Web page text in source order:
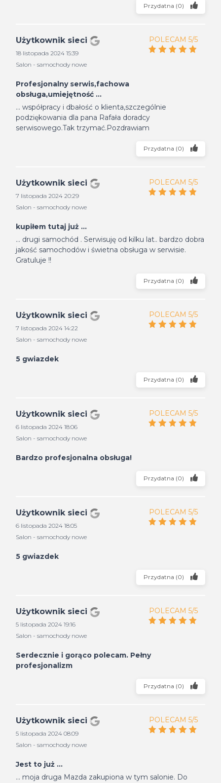
Przydatna (0)
Użytkownik sieci
18 listopada 2024 15:39
Salon - samochody nowe
POLECAM 5/5
Profesjonalny serwis,fachowa
obsługa,umiejętność ...
... współpracy i dbałość o klienta,szczególnie
podziękowania dla pana Rafała doradcy
serwisowego.Tak trzymać.Pozdrawiam
Przydatna (0)
Użytkownik sieci
7 listopada 2024 20:29
Salon - samochody nowe
POLECAM 5/5
kupiłem tutaj już ...
... drugi samochód . Serwisuję od kilku lat.. bardzo dobra
jakość samochodów i świetna obsługa w serwisie.
Gratuluje !!
Przydatna (0)
Użytkownik sieci
7 listopada 2024 14:22
Salon - samochody nowe
POLECAM 5/5
5 gwiazdek
Przydatna (0)
Użytkownik sieci
6 listopada 2024 18:06
Salon - samochody nowe
POLECAM 5/5
Bardzo profesjonalna obsługa!
Przydatna (0)
Użytkownik sieci
6 listopada 2024 18:05
Salon - samochody nowe
POLECAM 5/5
5 gwiazdek
Przydatna (0)
Użytkownik sieci
5 listopada 2024 19:16
Salon - samochody nowe
POLECAM 5/5
Serdecznie i gorąco polecam. Pełny
profesjonalizm
Przydatna (0)
Użytkownik sieci
5 listopada 2024 08:09
Salon - samochody nowe
POLECAM 5/5
Jest to już ...
... moja druga Mazda zakupiona w tym salonie. Do